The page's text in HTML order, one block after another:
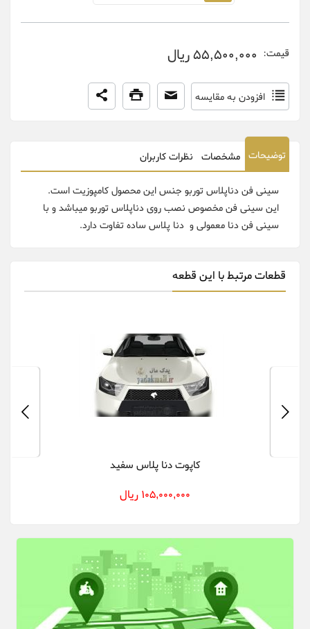
قیمت: 55,500,000 ریال
افزودن به مقایسه
توضیحات مشخصات نظرات کاربران
سینی فن دناپلاس توربو جنس این محصول کامپوزیت است.
این سینی فن مخصوص نصب روی دناپلاس توربو میباشد و با
سینی فن دنا معمولی و دنا پلاس ساده تفاوت دارد.
قطعات مرتبط با این قطعه
کاپوت دنا پلاس سفید
105,000,000 ریال